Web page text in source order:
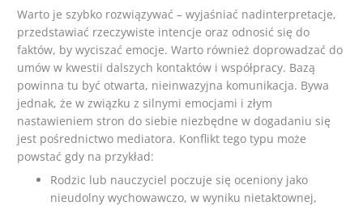
Warto je szybko rozwiązywać – wyjaśniać nadinterpretacje,
przedstawiać rzeczywiste intencje oraz odnosić się do
faktów, by wyciszać emocje. Warto również doprowadzać do
umów w kwestii dalszych kontaktów i współpracy. Bazą
powinna tu być otwarta, nieinwazyjna komunikacja. Bywa
jednak, że w związku z silnymi emocjami i złym
nastawieniem stron do siebie niezbędne w dogadaniu się
jest pośrednictwo mediatora. Konflikt tego typu może
powstać gdy na przykład:
Rodzic lub nauczyciel poczuje się oceniony jako
nieudolny wychowawczo, w wyniku nietaktownej,